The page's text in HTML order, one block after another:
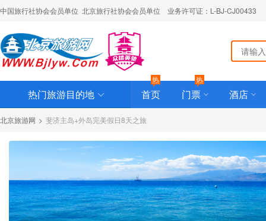
中国旅行社协会会员单位  北京旅行社协会会员单位    业务许可证：L-BJ-CJ00433
热门旅游目的地 首页
热
门票
热
酒店
北京旅游网 > 斐济主岛+外岛完美假日8天之旅